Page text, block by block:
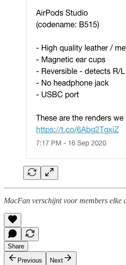
MacFan verschijnt voor members elke
Share
Previous
Next